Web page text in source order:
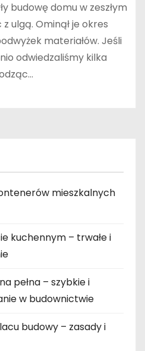
budowę domu w zeszłym
ulgą. Ominął je okres
materiałów. Jeśli
odwiedzaliśmy kilka
mieszkalnych
kuchennym – trwałe i
pełna – szybkie i
w budownictwie
budowy – zasady i